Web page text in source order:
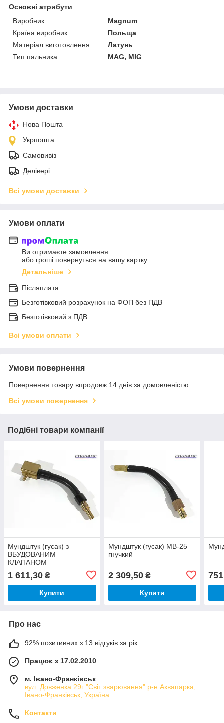
Основні атрибути
Виробник
Magnum
Країна виробник
Польща
Матеріал виготовлення
Латунь
Тип пальника
MAG, MIG
Умови доставки
Нова Пошта
Укрпошта
Самовивіз
Делівері
Всі умови доставки
Умови оплати
Ви отримаєте замовлення
або гроші повернуться на вашу картку
Детальніше
Післяплата
Безготівковий розрахунок на ФОП без ПДВ
Безготівковий з ПДВ
Всі умови оплати
Умови повернення
Повернення товару впродовж 14 днів за домовленістю
Всі умови повернення
Подібні товари компанії
Мундштук (гусак) з
ВБУДОВАНИМ
КЛАПАНОМ
1 611,30 ₴
Купити
Мундштук (гусак) MB-25
гнучкий
2 309,50₴
Купити
Про нас
92% позитивних з 13 відгуків за рік
Працює з 17.02.2010
м. Івано-Франківськ
вул. Довженка 29г "Світ зварювання" р-н Аквапарка,
Івано-Франківськ, Україна
Контакти